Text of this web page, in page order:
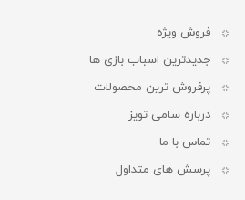
فروش ویژه
جدیدترین اسباب بازی ها
پرفروش ترین محصولات
درباره سامی تویز
تماس با ما
پرسش های متداول